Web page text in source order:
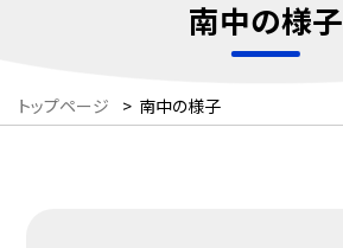
南中の様子
トップページ > 南中の様子